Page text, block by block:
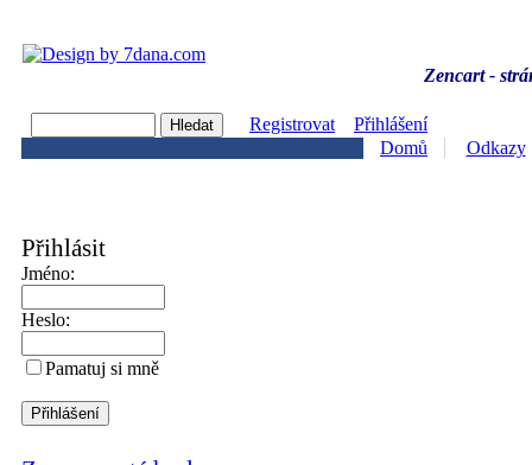
Zencart -
Registrovat
Přihlášení
Domů
Odkazy
Přihlásit
Jméno:
Heslo:
Pamatuj si mně